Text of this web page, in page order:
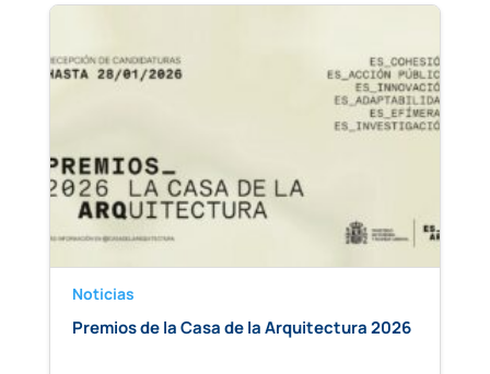
Noticias
Premios de la Casa de la Arquitectura 2026